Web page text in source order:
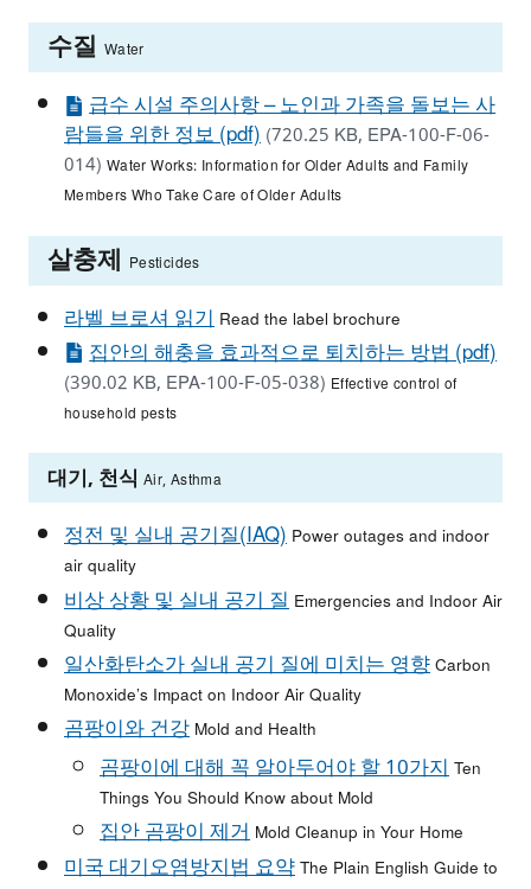
수질 Water
급수 시설 주의사항 – 노인과 가족을 돌보는 사
람들을 위한 정보 (pdf)(720.25 KB, EPA-100-F-06-
014) Water Works: Information for Older Adults and Family
Members Who Take Care of Older Adults
살충제 Pesticides
라벨 브로셔 읽기Read the label brochure
집안의 해충을 효과적으로 퇴치하는 방법 (pdf)
(390.02 KB, EPA-100-F-05-038) Effective control of
household pests
대기, 천식 Air, Asthma
정전 및 실내 공기질(IAQ)Power outages and indoor
air quality
비상 상황 및 실내 공기 질Emergencies and Indoor Air
Quality
일산화탄소가 실내 공기 질에 미치는 영향Carbon
Monoxide’s Impact on Indoor Air Quality
곰팡이와 건강Mold and Health
곰팡이에 대해 꼭 알아두어야 할 10가지Ten
Things You Should Know about Mold
집안 곰팡이 제거Mold Cleanup in Your Home
미국 대기오염방지법 요약The Plain English Guide to